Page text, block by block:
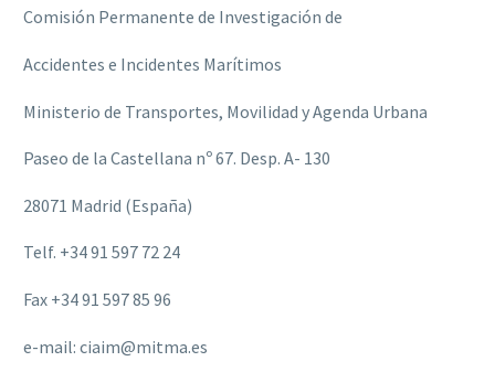
Comisión Permanente de Investigación de
Accidentes e Incidentes Marítimos
Ministerio de Transportes, Movilidad y Agenda Urbana
Paseo de la Castellana nº 67. Desp. A- 130
28071 Madrid (España)
Telf. +34 91 597 72 24
Fax +34 91 597 85 96
e-mail: ciaim@mitma.es